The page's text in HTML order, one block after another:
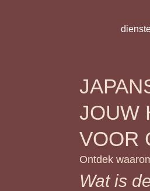
JOUW
VOOR
Ontdek
Wat is